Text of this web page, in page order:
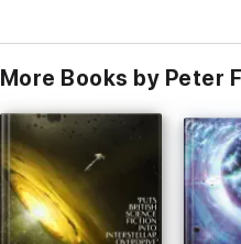
More Books by Peter